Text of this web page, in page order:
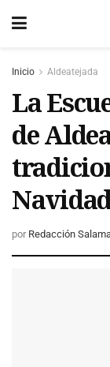
Inicio Aldeatejada
La
de
por Redacción